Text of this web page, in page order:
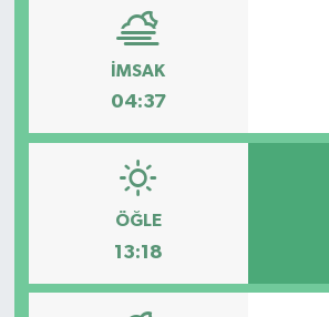
İMSAK
04:37
ÖĞLE
13:18